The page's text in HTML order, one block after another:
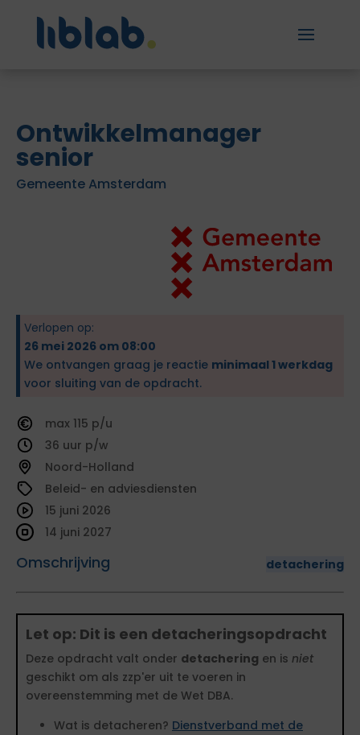
Ontwikkelmanager
senior
Gemeente Amsterdam
Verlopen op:
26 mei 2026 om 08:00
We ontvangen graag je reactie minimaal 1 werkdag
voor sluiting van de opdracht.
115
36
Noord-Holland
Beleid- en adviesdiensten
Omschrijving detachering
15 juni 2026
14 juni 2027
Let op: Dit is een detacheringsopdracht
Deze opdracht valt onder detachering en is niet
geschikt om als zzp'er uit te voeren in
overeenstemming met de Wet DBA.
Wat is detacheren? Dienstverband met de